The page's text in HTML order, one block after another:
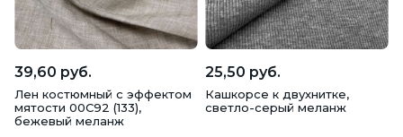
39,60 руб.
Лен костюмный с эффектом
мятости 00С92 (133),
бежевый меланж
25,50 руб.
Кашкорсе к двухнитке,
светло-серый меланж